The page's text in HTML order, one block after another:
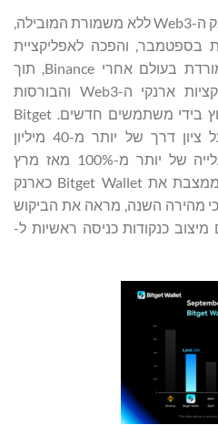
, אפליקציית ארנק ה-Web3 ללא משמורת המובילה,
הורדות בספטמבר, והפכה לאפליקציית
הקריפטוגרפיה השנייה הכי מורדת בעולם אחרי Binance, תוך
שהיא עוקפת את רוב אפליקציות ארנקי ה-Web3 והבורסות
הקריפטוגרפיות בהיבט האימוץ בידי משתמשים חדשים. Bitget
Wallet כן הכריזה החברה על ציון דרך של יותר מ-40 מיליון
משתמשים ברחבי העולם, עלייה של יותר מ-100% מאז מרץ
2024. צמיחה משמעותית זו ממצבת את Bitget Wallet כארנק
מהירה השנה, מראה את הביקוש
מיצוב כנקודות כניסה ראשיות ל-